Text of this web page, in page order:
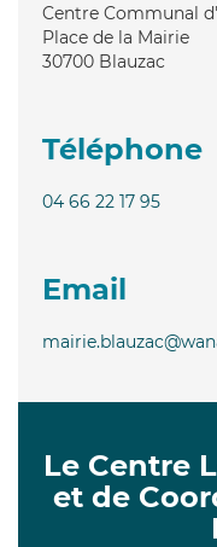
Centre Communal
Place de la Mairie
30700 Blauzac
Téléphone
04 66 22 17 95
Email
Le Centre
et de